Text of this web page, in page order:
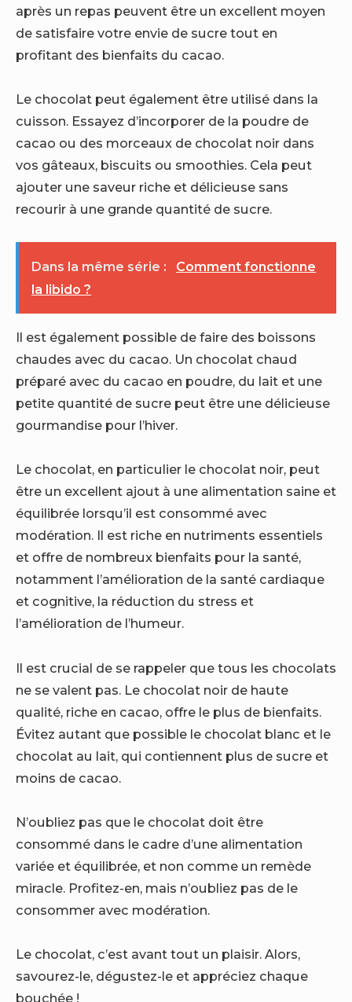
après un repas peuvent être un excellent moyen
de satisfaire votre envie de sucre tout en
profitant des bienfaits du cacao.
Le chocolat peut également être utilisé dans la
cuisson. Essayez d’incorporer de la poudre de
cacao ou des morceaux de chocolat noir dans
vos gâteaux, biscuits ou smoothies. Cela peut
ajouter une saveur riche et délicieuse sans
recourir à une grande quantité de sucre.
Dans la même série :
Comment fonctionne
la libido ?
Il est également possible de faire des boissons
chaudes avec du cacao. Un chocolat chaud
préparé avec du cacao en poudre, du lait et une
petite quantité de sucre peut être une délicieuse
gourmandise pour l’hiver.
Le chocolat, en particulier le chocolat noir, peut
être un excellent ajout à une alimentation saine et
équilibrée lorsqu’il est consommé avec
modération. Il est riche en nutriments essentiels
et offre de nombreux bienfaits pour la santé,
notamment l’amélioration de la santé cardiaque
et cognitive, la réduction du stress et
l’amélioration de l’humeur.
Il est crucial de se rappeler que tous les chocolats
ne se valent pas. Le chocolat noir de haute
qualité, riche en cacao, offre le plus de bienfaits.
Évitez autant que possible le chocolat blanc et le
chocolat au lait, qui contiennent plus de sucre et
moins de cacao.
N’oubliez pas que le chocolat doit être
consommé dans le cadre d’une alimentation
variée et équilibrée, et non comme un remède
miracle. Profitez-en, mais n’oubliez pas de le
consommer avec modération.
Le chocolat, c’est avant tout un plaisir. Alors,
savourez-le, dégustez-le et appréciez chaque
bouchée !